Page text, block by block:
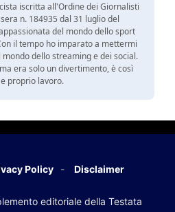
iscritta all'Ordine dei Giornalisti
n. 184935 dal 31 luglio del
del mondo dello sport
il tempo ho imparato a mettermi
mondo dello streaming e dei social.
era solo un divertimento, è così
proprio lavoro.
Policy Disclaimer
editoriale della Testata